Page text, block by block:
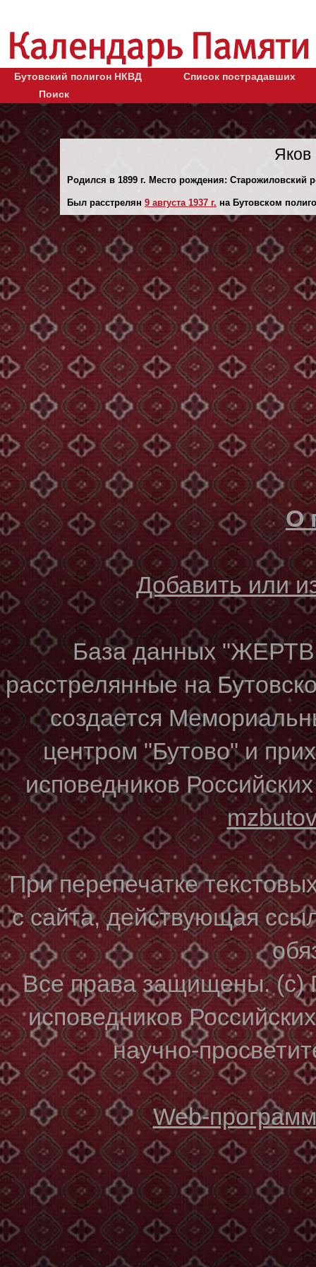
Бутовский полигон НКВД
Список пострадавших
Поиск
Яков
Родился в 1899 г. Место рождения:
Был расстрелян 9 августа 1937 г. на Бутовском
О
Добавить или
База данных
расстрелянные на
создается
центром "Бутово" и
исповедников
При перепечатке
с сайта, действующая
Все права защищены. (с)
исповедников
научно-
Web-